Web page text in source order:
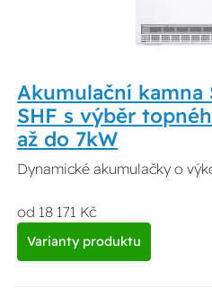
Akumulační kamna
SHF s výběr
až do 7kW
Dynamické akumulačky o
od 18 171 Kč
Varianty produktu